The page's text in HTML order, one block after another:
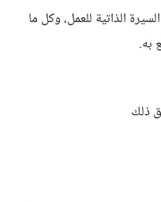
الذاتية للعمل، وكل ما
به.
ذلك